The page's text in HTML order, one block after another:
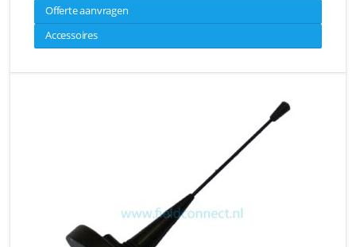
Offerte aanvragen
Accessoires